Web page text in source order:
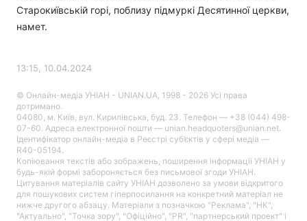
Старокиївській горі, поблизу підмуркі Десятинної церкви,
намет.
13:15, 10.04.2024
© Онлайн-медіа УНІАН - UNIAN.UA, 1998 - 2026 Усі права
дотримано.
04080, м. Київ, вул. Кирилівська, буд. 23. Телефон — +38 (044) 498-
07-60. Адреса електронної пошти — unian.headquoters@unian.net.
Ідентифікатор онлайн-медіа в Реєстрі суб’єктів у сфері медіа —
R40-05194.
Копіювання текстів або зображень, поширення інформації УНІАН у
будь-якій формі забороняється без письмової згоди УНІАН.
Цитування матеріалів сайту УНІАН дозволено за умови відкритого
для пошукових систем гіперпосилання на конкретний матеріал не
нижче другого абзацу. Матеріали з позначкою "Реклама", "НК",
"Актуально", "Точка зору", "Офіційно", "PR", "партнерський проект" і